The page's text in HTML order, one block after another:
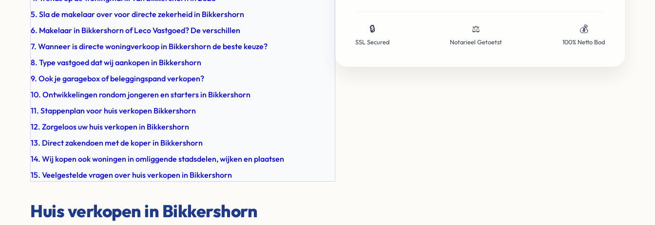
5. Sla de makelaar over voor directe zekerheid in Bikkershorn
6. Makelaar in Bikkershorn of Leco Vastgoed? De verschillen
7. Wanneer is directe woningverkoop in Bikkershorn de beste keuze?
8. Type vastgoed dat wij aankopen in Bikkershorn
9. Ook je garagebox of beleggingspand verkopen?
10. Ontwikkelingen rondom jongeren en starters in Bikkershorn
11. Stappenplan voor huis verkopen Bikkershorn
12. Zorgeloos uw huis verkopen in Bikkershorn
13. Direct zakendoen met de koper in Bikkershorn
14. Wij kopen ook woningen in omliggende stadsdelen, wijken en plaatsen
15. Veelgestelde vragen over huis verkopen in Bikkershorn
Huis verkopen in Bikkershorn
🔒
SSL Secured
⚖️
Notarieel Getoetst
💰
100% Netto Bod